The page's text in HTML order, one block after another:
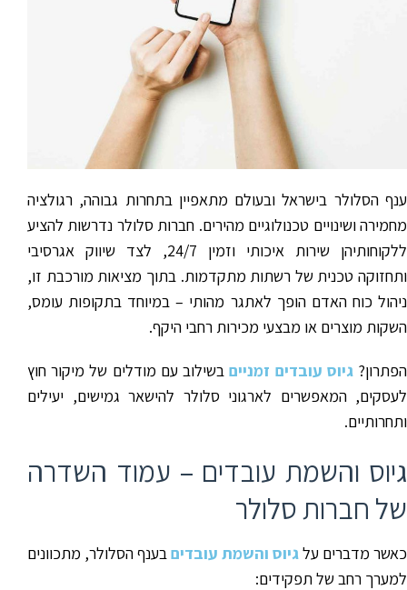
ענף הסלולר בישראל ובעולם מתאפיין בתחרות גבוהה, רגולציה
מחמירה ושינויים טכנולוגיים מהירים. חברות סלולר נדרשות להציע
ללקוחותיהן שירות איכותי וזמין 24/7, לצד שיווק אגרסיבי
ותחזוקה טכנית של רשתות מתקדמות. בתוך מציאות מורכבת זו,
ניהול כוח האדם הופך לאתגר מהותי – במיוחד בתקופות עומס,
השקות מוצרים או מבצעי מכירות רחבי היקף.
הפתרון?גיוס עובדים זמנייםבשילוב עם מודלים של מיקור חוץ
לעסקים, המאפשרים לארגוני סלולר להישאר גמישים, יעילים
ותחרותיים.
גיוס והשמת עובדים – עמוד השדרה
של חברות סלולר
כאשר מדברים עלגיוס והשמת עובדיםבענף הסלולר, מתכוונים
למערך רחב של תפקידים: